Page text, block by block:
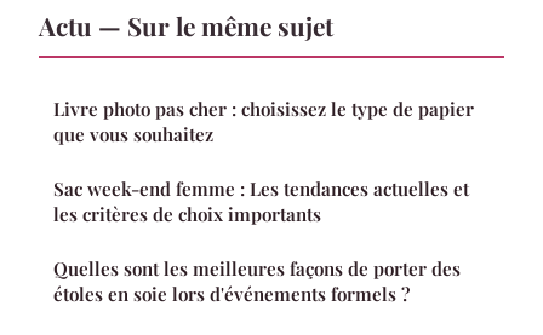
Actu — Sur le même sujet
Livre photo pas cher : choisissez le type de papier
que vous souhaitez
Sac week-end femme : Les tendances actuelles et
les critères de choix importants
Quelles sont les meilleures façons de porter des
étoles en soie lors d'événements formels ?